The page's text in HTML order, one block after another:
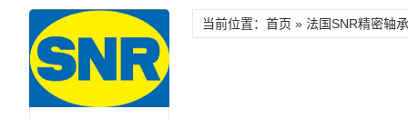
当前位置：首页 » 法国SNR精密轴承